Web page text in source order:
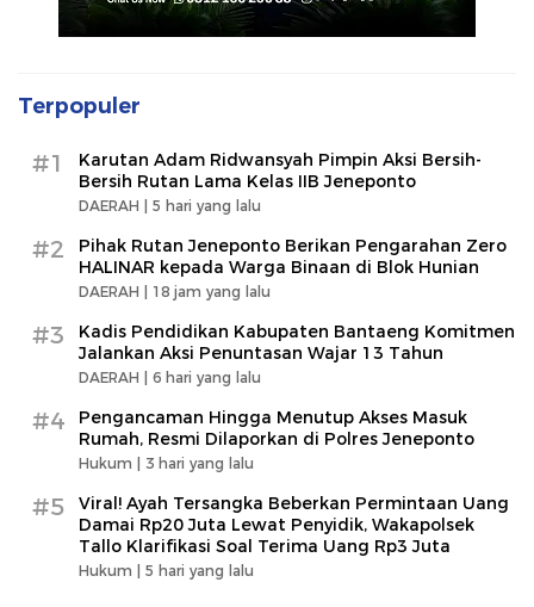
Terpopuler
#1
Karutan Adam Ridwansyah Pimpin Aksi Bersih-
Bersih Rutan Lama Kelas IIB Jeneponto
DAERAH | 5 hari yang lalu
#2
Pihak Rutan Jeneponto Berikan Pengarahan Zero
HALINAR kepada Warga Binaan di Blok Hunian
DAERAH | 18 jam yang lalu
#3
Kadis Pendidikan Kabupaten Bantaeng Komitmen
Jalankan Aksi Penuntasan Wajar 13 Tahun
DAERAH | 6 hari yang lalu
#4
Pengancaman Hingga Menutup Akses Masuk
Rumah, Resmi Dilaporkan di Polres Jeneponto
Hukum | 3 hari yang lalu
#5
Viral! Ayah Tersangka Beberkan Permintaan Uang
Damai Rp20 Juta Lewat Penyidik, Wakapolsek
Tallo Klarifikasi Soal Terima Uang Rp3 Juta
Hukum | 5 hari yang lalu